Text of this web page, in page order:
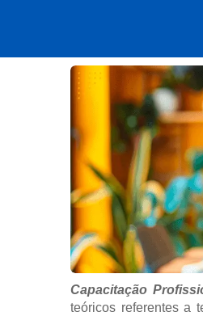
Capacitação
teóricos referentes a